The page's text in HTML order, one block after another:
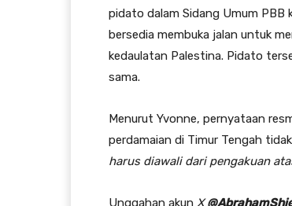
pidato dalam Sidang Umum PBB
bersedia membuka jalan untuk
kedaulatan Palestina. Pidato
sama.
Menurut Yvonne, pernyataan
perdamaian di Timur Tengah
harus diawali dari pengakuan
Unggahan akun X